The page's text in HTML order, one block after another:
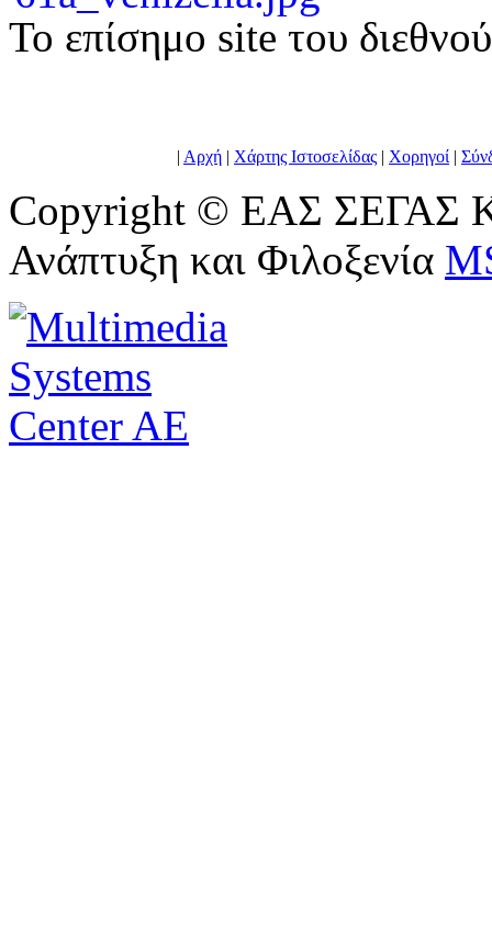
To επίσημο site του
| Αρχή | Χάρτης Ιστοσελίδας | Χορηγοί |
Copyright © ΕΑΣ ΣΕΓΑΣ
Ανάπτυξη και Φιλοξενία